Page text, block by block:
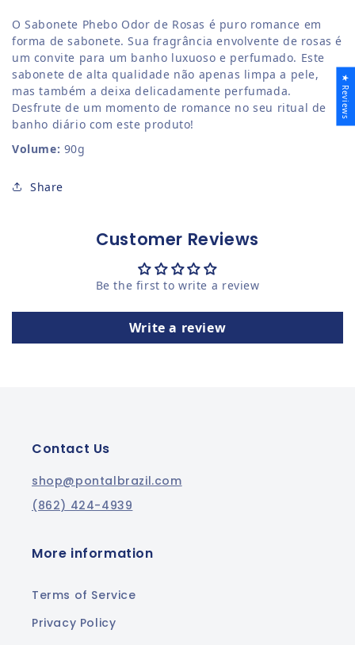
O Sabonete Phebo Odor de Rosas é puro romance em
forma de sabonete. Sua fragrância envolvente de rosas é
um convite para um banho luxuoso e perfumado. Este
sabonete de alta qualidade não apenas limpa a pele,
mas também a deixa delicadamente perfumada.
Desfrute de um momento de romance no seu ritual de
banho diário com este produto!
Volume: 90g
Share
Customer Reviews
Be the first to write a review
Write a review
Contact Us
shop@pontalbrazil.com
(862) 424-4939
More information
Terms of Service
Privacy Policy
★ Reviews